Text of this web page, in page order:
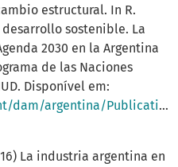
estructural. In R.
desarrollo sostenible. La
2030 en la Argentina
de las Naciones
Disponível em:
dam/argentina/
La industria argentina en